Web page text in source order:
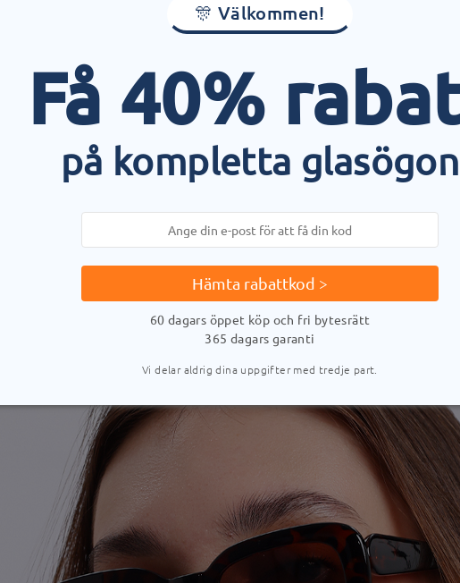
🎊 Välkommen!
Få 40%
på kompletta glasögon
Hämta rabattkod >
60 dagars öppet köp och fri bytesrätt
365 dagars garanti
Vi delar aldrig dina uppgifter med tredje part.